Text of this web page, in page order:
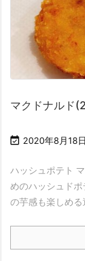
マクドナルド
 2020年8月18日
ハッシュポテト
めのハッシュド
の芋感も楽しめ